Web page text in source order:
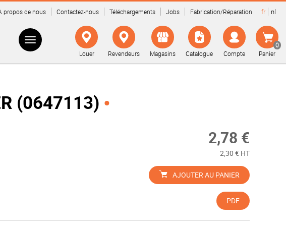
propos de nous Contactez-nous Téléchargements Jobs Fabrication/Réparation fr nl
0
Panier
Compte
Catalogue
Magasins
Revendeurs
Louer
(0647113)
2,78 €
2,30 € HT
AJOUTER AU PANIER
PDF